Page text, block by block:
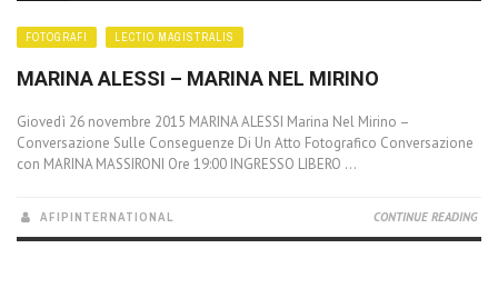
FOTOGRAFI LECTIO MAGISTRALIS
MARINA ALESSI – MARINA NEL MIRINO
Giovedì 26 novembre 2015 MARINA ALESSI Marina Nel Mirino –
Conversazione Sulle Conseguenze Di Un Atto Fotografico Conversazione
con MARINA MASSIRONI Ore 19:00 INGRESSO LIBERO ...
AFIPINTERNATIONAL CONTINUE READING